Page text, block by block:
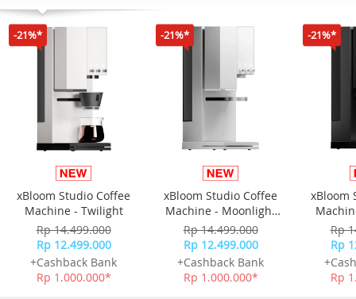
Tipologi Microwave oven kombinasi
Jenis instalasiFreestanding
Kapasitas ruang (L)20
Daya microwave (W)800
Daya grill (W) 1000
Aksesori yang disertakan
Baki kaca, Rakitan cincin meja putar, Poros meja putar,
panggangan tinggi
-Lebar produk 455 mm
-Kedalaman produk 353 mm
-Tinggi produk 261 mm
-Jenis kontrol Digital
-Warna produk Hitam
-21%*
xBloom Studio Coffee
Machine - Twilight
Rp 14.499.000
Rp 12.499.000
+Cashback Bank
Rp 1.000.000*
-21%*
xBloom Studio Coffee
Machine - Moonlight
White
Rp 14.499.000
Rp 12.499.000
+Cashback Bank
Rp 1.000.000*
-21%*
xBloom
Rp
Rp
Rp